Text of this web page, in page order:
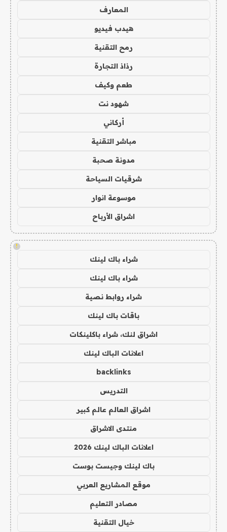
المعارف
هيدب فيديو
رمح التقنية
رذاذ التجارة
طعم وكيف
شهود نت
أركاني
مباشر التقنية
مدونة صحبة
شرقيات السياحة
موسوعة انوار
اشراق الأرباح
!
شراء باك لينك
شراء باك لينك
شراء روابط نصية
باقات باك لينك
اشراق لنك، شراء باكلينكات
اعلانات الباك لينك
backlinks
التدريس
اشراق العالم عالم كبير
منتدى الاشراق
اعلانات الباك لينك 2026
باك لينك وجيست بوست
موقع المشاريع العربي
مصادر التعليم
خيال التقنية